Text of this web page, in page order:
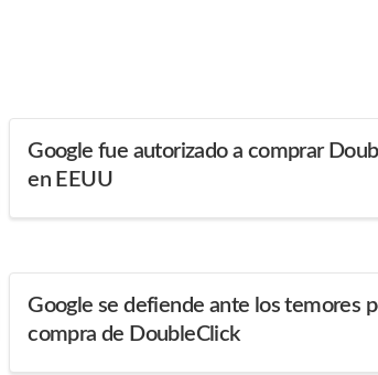
Google fue autorizado a comprar
en EEUU
Google se defiende ante los temores
compra de DoubleClick